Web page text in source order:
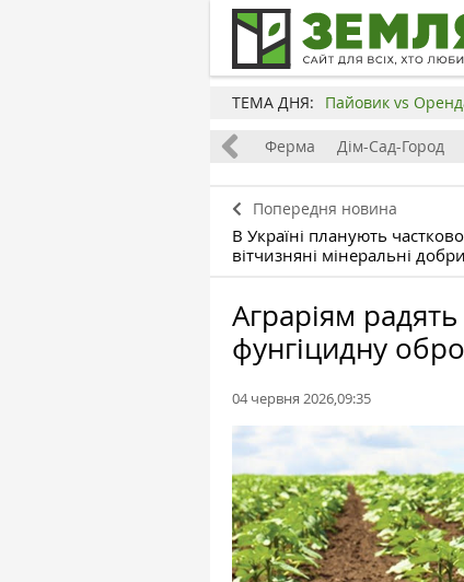
ТЕМА ДНЯ: Пайовик vs
Бізнес Ферма Дім-Сад-Город
Попередня новина
В Україні планують
вітчизняні мінеральні
Аграріям
фунгіцидну
04 червня 2026,09:35